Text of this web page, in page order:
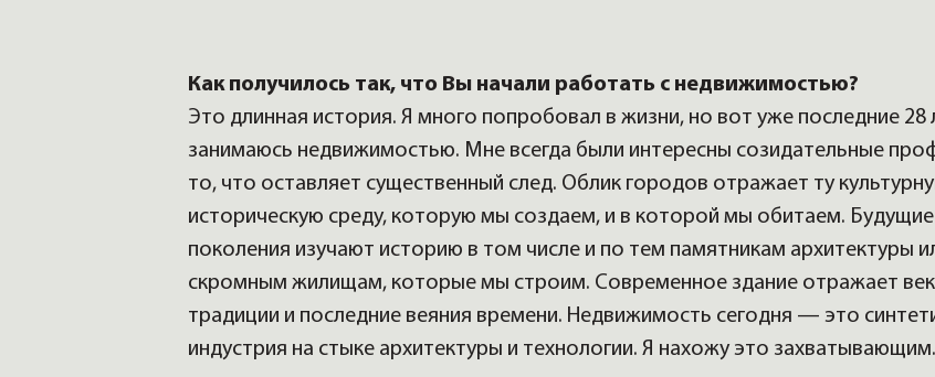
Как получилось так, что Вы начали работать с недвижимостью?
Это длинная история. Я много попробовал в жизни, но вот уже последние 28
занимаюсь недвижимостью. Мне всегда были интересны созидательные
то, что оставляет существенный след. Облик городов отражает ту
историческую среду, которую мы создаем, и в которой мы обитаем. Будущие
поколения изучают историю в том числе и по тем памятникам архитектуры
скромным жилищам, которые мы строим. Современное здание отражает
традиции и последние веяния времени. Недвижимость сегодня — это
индустрия на стыке архитектуры и технологии. Я нахожу это захватывающим.